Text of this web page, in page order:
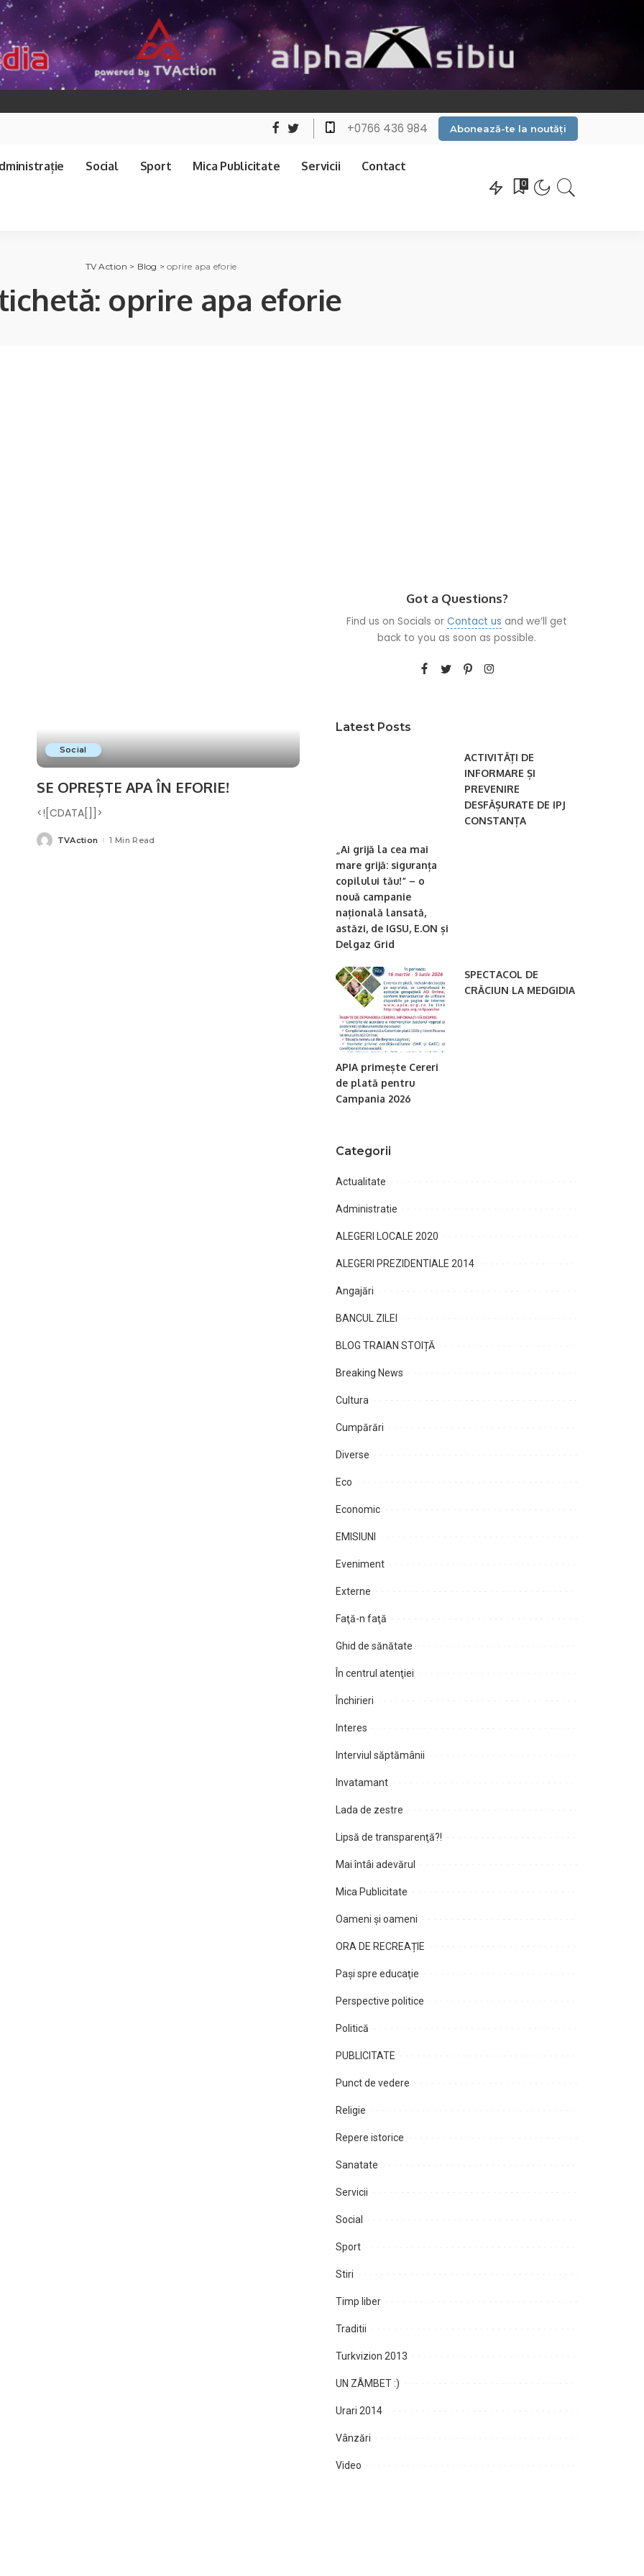
+0766 436 984 Abonează-te la noutăți
Social Sport Mica Publicitate Servicii Contact
0
TV Action > Blog >oprire apa eforie
oprire apa eforie
Social
SE OPREȘTE APA ÎN EFORIE!
<![CDATA[]]>
PostedTVAction 1 Min Read
Got a Questions?
Find us on Socials orContact us and we’ll get
back to you as soon as possible.
Latest Posts
„Ai grijă la cea mai
mare grijă: siguranța
copilului tău!“ – o
nouă campanie
națională lansată,
astăzi, de IGSU, E.ON și
Delgaz Grid
ACTIVITĂȚI DE
INFORMARE ȘI
PREVENIRE
DESFĂȘURATE DE IPJ
CONSTANȚA
APIA primește Cereri
de plată pentru
Campania 2026
SPECTACOL DE
CRĂCIUN LA MEDGIDIA
Categorii
Actualitate
Administratie
ALEGERI LOCALE 2020
ALEGERI PREZIDENTIALE 2014
Angajări
BANCUL ZILEI
BLOG TRAIAN STOIȚĂ
Breaking News
Cultura
Cumpărări
Diverse
Eco
Economic
EMISIUNI
Eveniment
Externe
Faţă-n faţă
Ghid de sănătate
În centrul atenţiei
Închirieri
Interes
Interviul săptămânii
Invatamant
Lada de zestre
Lipsă de transparenţă?!
Mai întâi adevărul
Mica Publicitate
Oameni şi oameni
ORA DE RECREAȚIE
Paşi spre educaţie
Perspective politice
Politică
PUBLICITATE
Punct de vedere
Religie
Repere istorice
Sanatate
Servicii
Social
Sport
Stiri
Timp liber
Traditii
Turkvizion 2013
UN ZÂMBET :)
Urari 2014
Vânzări
Video